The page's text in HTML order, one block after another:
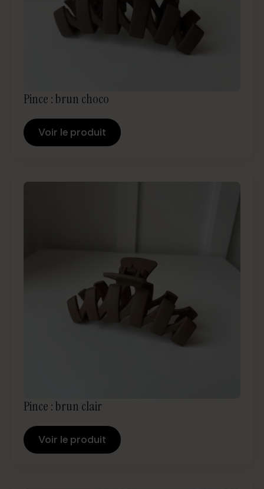
Pince : brun choco
Voir le produit
Pince : brun clair
Voir le produit